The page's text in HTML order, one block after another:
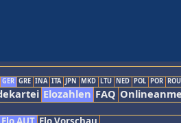
GER GRE INA ITA JPN MKD LTU NED POL POR ROU
Elozahlen FAQ